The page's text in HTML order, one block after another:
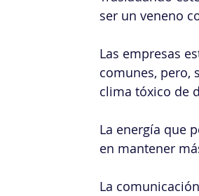
ser un veneno
Las empresas
comunes, pero,
clima tóxico de
La energía que
en mantener
La